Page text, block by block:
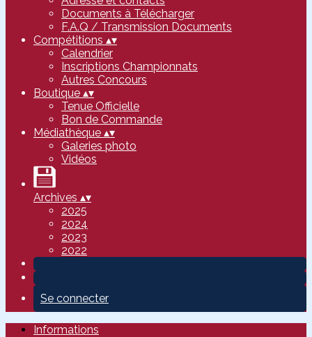
Documents à Télécharger
F.A.Q / Transmission Documents
Compétitions ▴▾
Calendrier
Inscriptions Championnats
Autres Concours
Boutique ▴▾
Tenue Officielle
Bon de Commande
Médiathèque ▴▾
Galeries photo
Vidéos
Archives ▴▾
2025
2024
2023
2022
Se connecter
Informations